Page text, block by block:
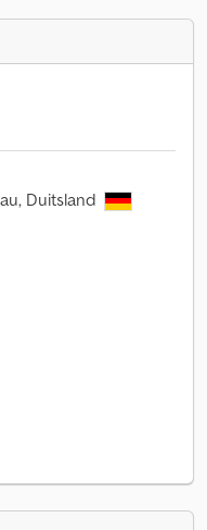
Duitsland